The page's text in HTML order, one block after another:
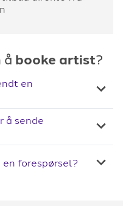
å booke artist?
en
å sende
forespørsel?